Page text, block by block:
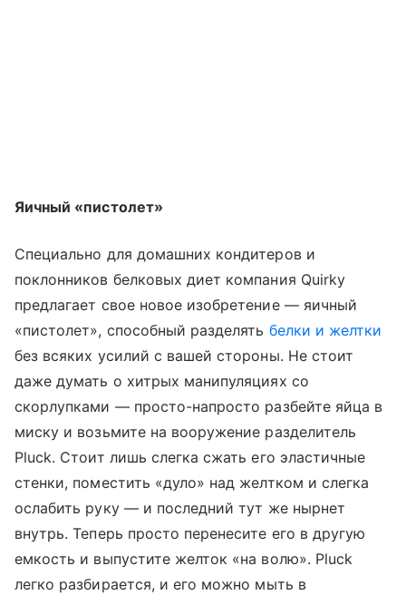
Яичный «пистолет»
Специально для домашних кондитеров и
поклонников белковых диет компания Quirky
предлагает свое новое изобретение — яичный
«пистолет», способный разделять белки и желтки
без всяких усилий с вашей стороны. Нe стоит
даже думать о хитрых манипуляциях со
скорлупками — просто-напросто разбейте яйца в
миску и возьмите на вооружение разделитель
Pluck. Стоит лишь слегка сжать его эластичные
стенки, поместить «дуло» над желтком и слегка
ослабить руку — и последний тут же нырнет
внутрь. Теперь просто перенесите его в другую
емкость и выпустите желток «на волю». Pluck
легко разбирается, и его можно мыть в